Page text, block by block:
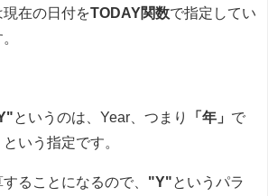
現在の日付をTODAY関数で指定してい
というのは、Year、つまり 「年」 で
いう指定です。
ることになるので、 "Y" というパラ